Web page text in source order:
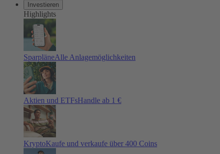
Investieren
Highlights
SparpläneAlle Anlagemöglichkeiten
Aktien und ETFsHandle ab 1 €
KryptoKaufe und verkaufe über 400 Coins